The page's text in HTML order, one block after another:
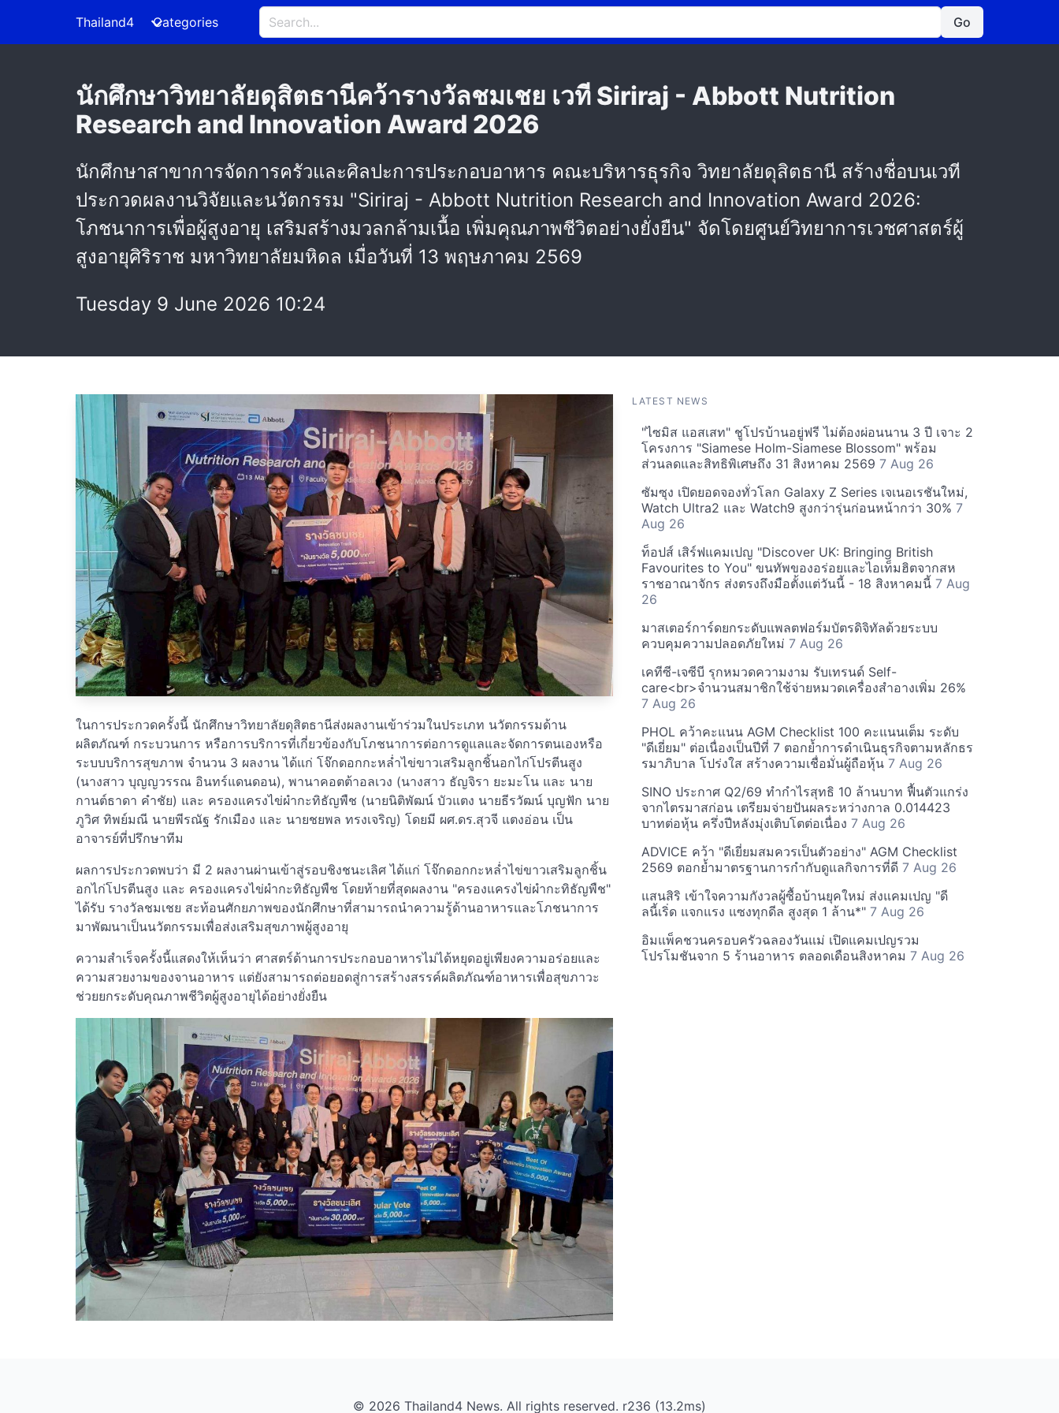
Thailand4 Categories Go
นักศึกษาวิทยาลัยดุสิตธานีคว้ารางวัลชมเชย เวที Siriraj - Abbott Nutrition
Research and Innovation Award 2026
นักศึกษาสาขาการจัดการครัวและศิลปะการประกอบอาหาร คณะบริหารธุรกิจ วิทยาลัยดุสิตธานี สร้างชื่อบนเวที
ประกวดผลงานวิจัยและนวัตกรรม "Siriraj - Abbott Nutrition Research and Innovation Award 2026:
โภชนาการเพื่อผู้สูงอายุ เสริมสร้างมวลกล้ามเนื้อ เพิ่มคุณภาพชีวิตอย่างยั่งยืน" จัดโดยศูนย์วิทยาการเวชศาสตร์ผู้
สูงอายุศิริราช มหาวิทยาลัยมหิดล เมื่อวันที่ 13 พฤษภาคม 2569
Tuesday 9 June 2026 10:24
ในการประกวดครั้งนี้ นักศึกษาวิทยาลัยดุสิตธานีส่งผลงานเข้าร่วมในประเภท นวัตกรรมด้าน
ผลิตภัณฑ์ กระบวนการ หรือการบริการที่เกี่ยวข้องกับโภชนาการต่อการดูแลและจัดการตนเองหรือ
ระบบบริการสุขภาพ จำนวน 3 ผลงาน ได้แก่ โจ๊กดอกกะหล่ำไข่ขาวเสริมลูกชิ้นอกไก่โปรตีนสูง
(นางสาว บุญญวรรณ อินทร์แดนดอน), พานาคอตต้าอลเวง (นางสาว ธัญจิรา ยะมะโน และ นาย
กานต์ธาดา คำชัย) และ ครองแครงไข่ผำกะทิธัญพืช (นายนิติพัฒน์ บัวแตง นายธีรวัฒน์ บุญฟัก นาย
ภูวิศ ทิพย์มณี นายพีรณัฐ รักเมือง และ นายชยพล ทรงเจริญ) โดยมี ผศ.ดร.สุวจี แตงอ่อน เป็น
อาจารย์ที่ปรึกษาทีม
ผลการประกวดพบว่า มี 2 ผลงานผ่านเข้าสู่รอบชิงชนะเลิศ ได้แก่ โจ๊กดอกกะหล่ำไข่ขาวเสริมลูกชิ้น
อกไก่โปรตีนสูง และ ครองแครงไข่ผำกะทิธัญพืช โดยท้ายที่สุดผลงาน "ครองแครงไข่ผำกะทิธัญพืช"
ได้รับ รางวัลชมเชย สะท้อนศักยภาพของนักศึกษาที่สามารถนำความรู้ด้านอาหารและโภชนาการ
มาพัฒนาเป็นนวัตกรรมเพื่อส่งเสริมสุขภาพผู้สูงอายุ
ความสำเร็จครั้งนี้แสดงให้เห็นว่า ศาสตร์ด้านการประกอบอาหารไม่ได้หยุดอยู่เพียงความอร่อยและ
ความสวยงามของจานอาหาร แต่ยังสามารถต่อยอดสู่การสร้างสรรค์ผลิตภัณฑ์อาหารเพื่อสุขภาวะ
ช่วยยกระดับคุณภาพชีวิตผู้สูงอายุได้อย่างยั่งยืน
LATEST NEWS
"ไซมิส แอสเสท" ชูโปรบ้านอยู่ฟรี ไม่ต้องผ่อนนาน 3 ปี เจาะ 2
โครงการ "Siamese Holm-Siamese Blossom" พร้อม
ส่วนลดและสิทธิพิเศษถึง 31 สิงหาคม 2569 7 Aug 26
ซัมซุง เปิดยอดจองทั่วโลก Galaxy Z Series เจเนอเรชันใหม่,
Watch Ultra2 และ Watch9 สูงกว่ารุ่นก่อนหน้ากว่า 30% 7
Aug 26
ท็อปส์ เสิร์ฟแคมเปญ "Discover UK: Bringing British
Favourites to You" ขนทัพของอร่อยและไอเท็มฮิตจากสห
ราชอาณาจักร ส่งตรงถึงมือตั้งแต่วันนี้ - 18 สิงหาคมนี้ 7 Aug
26
มาสเตอร์การ์ดยกระดับแพลตฟอร์มบัตรดิจิทัลด้วยระบบ
ควบคุมความปลอดภัยใหม่ 7 Aug 26
เคทีซี-เจซีบี รุกหมวดความงาม รับเทรนด์ Self-
care<br>จำนวนสมาชิกใช้จ่ายหมวดเครื่องสำอางเพิ่ม 26%
7 Aug 26
PHOL คว้าคะแนน AGM Checklist 100 คะแนนเต็ม ระดับ
"ดีเยี่ยม" ต่อเนื่องเป็นปีที่ 7 ตอกย้ำการดำเนินธุรกิจตามหลักธร
รมาภิบาล โปร่งใส สร้างความเชื่อมั่นผู้ถือหุ้น 7 Aug 26
SINO ประกาศ Q2/69 ทำกำไรสุทธิ 10 ล้านบาท ฟื้นตัวแกร่ง
จากไตรมาสก่อน เตรียมจ่ายปันผลระหว่างกาล 0.014423
บาทต่อหุ้น ครึ่งปีหลังมุ่งเติบโตต่อเนื่อง 7 Aug 26
ADVICE คว้า "ดีเยี่ยมสมควรเป็นตัวอย่าง" AGM Checklist
2569 ตอกย้ำมาตรฐานการกำกับดูแลกิจการที่ดี 7 Aug 26
แสนสิริ เข้าใจความกังวลผู้ซื้อบ้านยุคใหม่ ส่งแคมเปญ "ดี
ลนี้เริ่ด แจกแรง แซงทุกดีล สูงสุด 1 ล้าน*" 7 Aug 26
อิมแพ็คชวนครอบครัวฉลองวันแม่ เปิดแคมเปญรวม
โปรโมชันจาก 5 ร้านอาหาร ตลอดเดือนสิงหาคม 7 Aug 26
© 2026 Thailand4 News. All rights reserved. r236 (13.2ms)